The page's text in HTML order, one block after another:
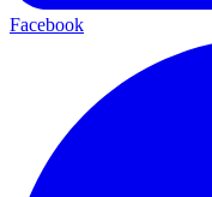
Facebook